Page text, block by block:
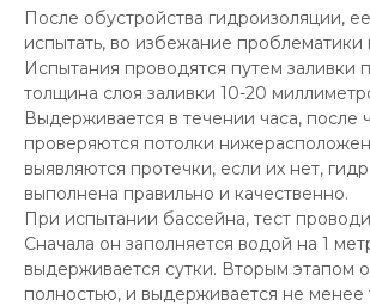
После обустройства гидроизоляции,
испытать, во избежание
Испытания проводятся путем заливки
толщина слоя заливки 10-20
Выдерживается в течении часа, после
проверяются потолки
выявляются протечки, если их нет,
выполнена правильно и качественно.
При испытании бассейна, тест
Сначала он заполняется водой на 1
выдерживается сутки. Вторым этапом
полностью, и выдерживается не менее